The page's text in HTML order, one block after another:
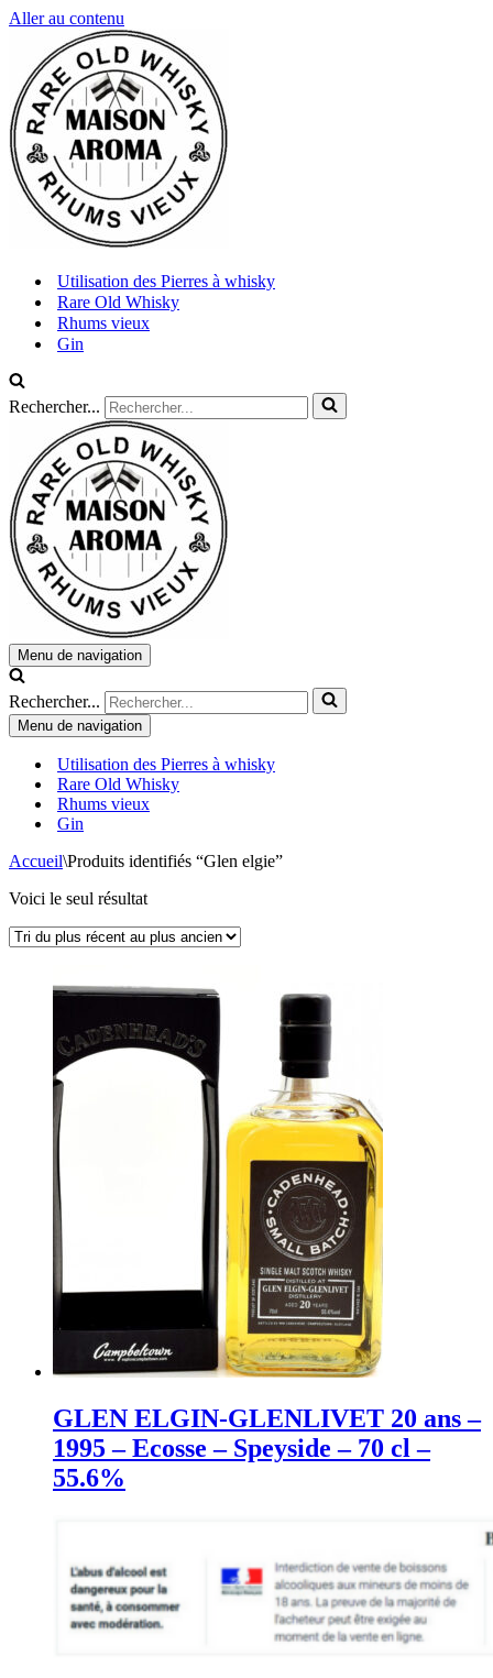
Aller au contenu
Utilisation des Pierres à whisky
Rare Old Whisky
Rhums vieux
Gin
Rechercher...
Menu de navigation
Rechercher...
Menu de navigation
Utilisation des Pierres à whisky
Rare Old Whisky
Rhums vieux
Gin
Accueil\Produits identifiés “Glen elgie”
Voici le seul résultat
GLEN ELGIN-GLENLIVET 20 ans –
1995 – Ecosse – Speyside – 70 cl –
55.6%